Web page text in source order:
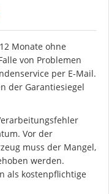
Monate ohne
von Problemen
per E-Mail.
der Garantiesiegel
Vor der
muss der Mangel,
werden.
als kostenpflichtige